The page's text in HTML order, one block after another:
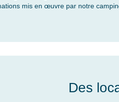
mis en œuvre par notre
Des